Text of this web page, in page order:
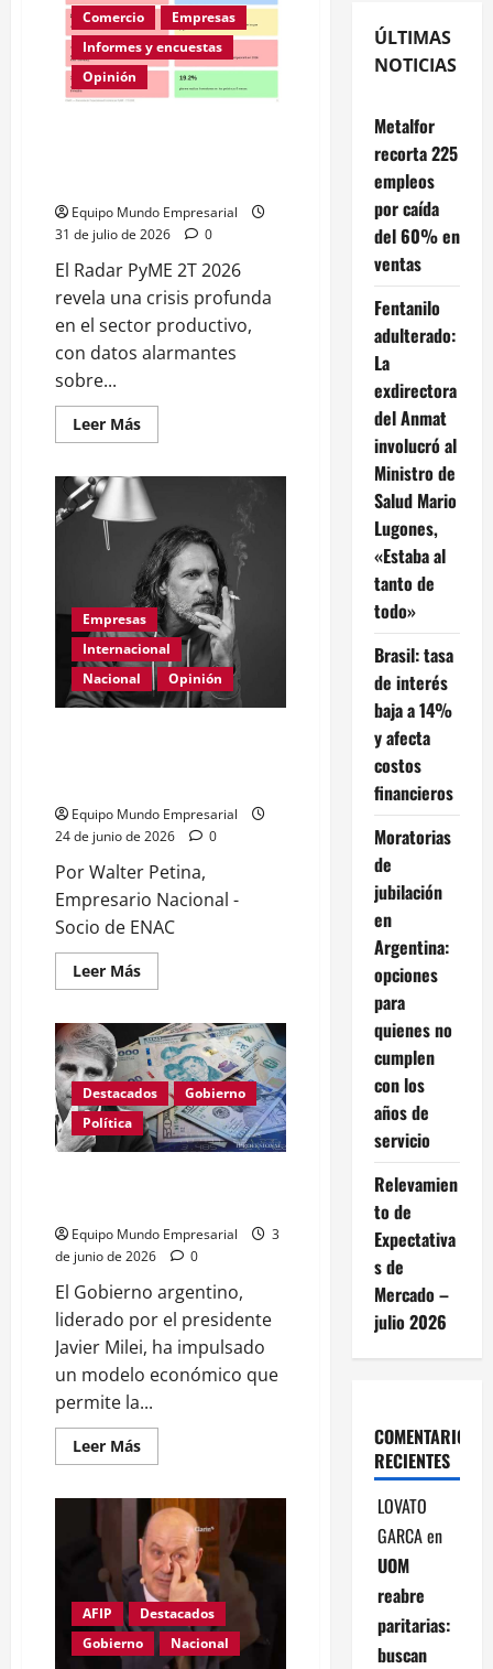
Comercio
Empresas
Informes y encuestas
Opinión
Equipo Mundo Empresarial
31 de julio de 2026
0
El Radar PyME 2T 2026
revela una crisis profunda
en el sector productivo,
con datos alarmantes
sobre...
Leer MásLeer
más
A
la
mitad
las
pymes
argentinas
les
va
mal
según
la
ENAC
Empresas
Internacional
Nacional
Opinión
Equipo Mundo Empresarial
24 de junio de 2026
0
Por Walter Petina,
Empresario Nacional -
Socio de ENAC
Leer MásLeer
más
Día
Internacional
de
las
PYMES
en
el
2026:
desafíos
Destacados
Gobierno
Política
Equipo Mundo Empresarial
3
de junio de 2026
0
El Gobierno argentino,
liderado por el presidente
Javier Milei, ha impulsado
un modelo económico que
permite la...
Leer MásLeer
más
Libre
circulación
de
monedas:
qué
significa
para
pymes
AFIP
Destacados
Gobierno
Nacional
ÚLTIMAS
NOTICIAS
Metalfor
recorta 225
empleos
por caída
del 60% en
ventas
Fentanilo
adulterado:
La
exdirectora
del Anmat
involucró al
Ministro de
Salud Mario
Lugones,
«Estaba al
tanto de
todo»
Brasil: tasa
de interés
baja a 14%
y afecta
costos
financieros
Moratorias
de
jubilación
en
Argentina:
opciones
para
quienes no
cumplen
con los
años de
servicio
Relevamien
to de
Expectativa
s de
Mercado –
julio 2026
COMENTARIOS
RECIENTES
LOVATO
GARCAen
UOM
reabre
paritarias:
buscan